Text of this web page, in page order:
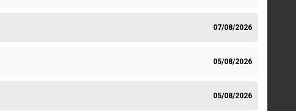
07/08/2026
05/08/2026
05/08/2026